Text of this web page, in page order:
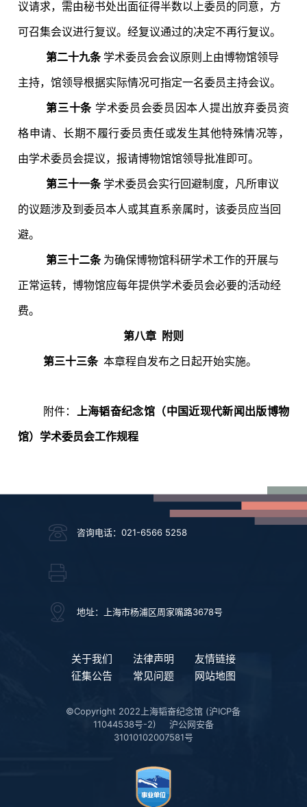
议请求，需由秘书处出面征得半数以上委员的同意，方
可召集会议进行复议。经复议通过的决定不再行复议。
第二十九条 学术委员会会议原则上由博物馆领导
主持， 馆领导根据实际情况可指定一名委员主持会议。
第三十条 学术委员会委员因本人提出放弃委员资
格申请、长期不履行委员责任或发生其他特殊情况等，
由学术委员会提议，报请博物馆馆领导批准即可。
第三十一条 学术委员会实行回避制度，凡所审议
的议题涉及到委员本人或其直系亲属时，该委员应当回
避。
第三十二条 为确保博物馆科研学术工作的开展与
正常运转，博物馆应每年提供学术委员会必要的活动经
费。
第八章 附则
第三十三条 本章程自发布之日起开始实施。
附件： 上海韬奋纪念馆（中国近现代新闻出版博物
馆）学术委员会工作规程
咨询电话：021-6566 5258
地址：上海市杨浦区周家嘴路3678号
关于我们 法律声明
友情链接
征集公告
常见问题 网站地图
©Copyright 2022上海韬奋纪念馆 (沪ICP备
11044538号-2)
沪公网安备
31010102007581号